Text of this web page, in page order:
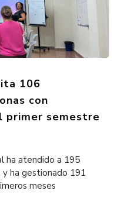
106
con
primer semestre
ha atendido a 195
y ha gestionado 191
meses